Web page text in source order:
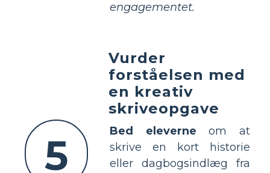
engagementet.
5
Vurder
forståelsen med
en kreativ
skriveopgave
Bed eleverne om at
skrive en kort historie
eller dagbogsindlæg fra